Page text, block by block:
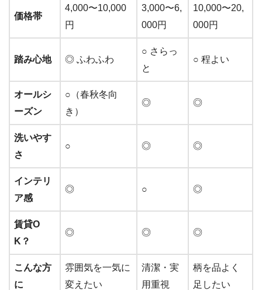
価格帯
4,000〜10,000
円
3,000〜6,
000円
10,000〜20,
000円
踏み心地 ◎ ふわふわ
○ さらっ
と
○ 程よい
オールシ
ーズン
○（春秋冬向
き）
◎ ◎
洗いやす
さ
○ ◎ ◎
インテリ
ア感
◎ ○ ◎
賃貸O
K？
◎ ◎ ◎
こんな方
に
雰囲気を一気に
変えたい
清潔・実
用重視
柄を品よく
足したい